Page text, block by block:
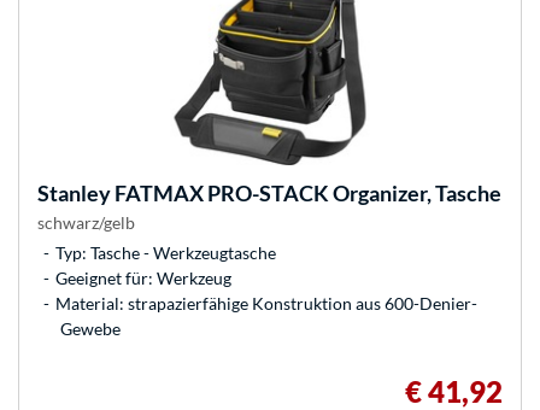
StanleyFATMAX PRO-STACK Organizer, Tasche
schwarz/gelb
Typ: Tasche - Werkzeugtasche
Geeignet für: Werkzeug
Material: strapazierfähige Konstruktion aus 600-Denier-
Gewebe
€ 41,92